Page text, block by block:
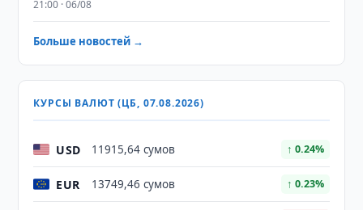
21:00 · 06/08
Больше новостей →
КУРСЫ ВАЛЮТ (ЦБ, 07.08.2026)
USD 11915,64 сумов ↑ 0.24%
EUR 13749,46 сумов ↑ 0.23%